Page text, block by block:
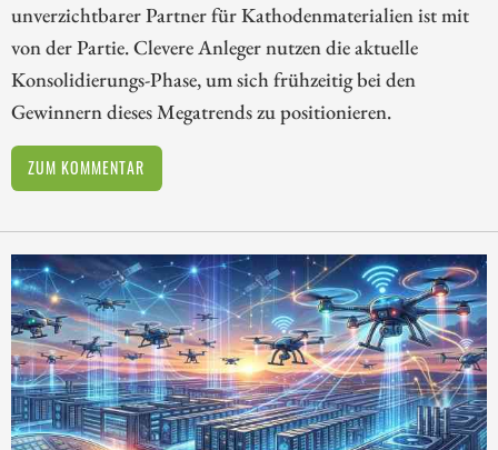
unverzichtbarer Partner für Kathodenmaterialien ist mit
von der Partie. Clevere Anleger nutzen die aktuelle
Konsolidierungs-Phase, um sich frühzeitig bei den
Gewinnern dieses Megatrends zu positionieren.
ZUM KOMMENTAR